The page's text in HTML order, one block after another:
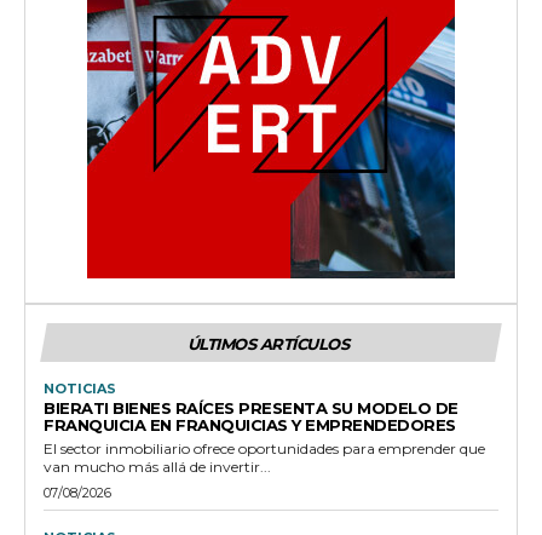
ÚLTIMOS ARTÍCULOS
NOTICIAS
BIERATI BIENES RAÍCES PRESENTA SU MODELO DE
FRANQUICIA EN FRANQUICIAS Y EMPRENDEDORES
El sector inmobiliario ofrece oportunidades para emprender que
van mucho más allá de invertir...
07/08/2026